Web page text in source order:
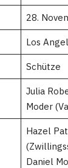
28.
Los
Schütze
Julia
Moder
Hazel
Daniel